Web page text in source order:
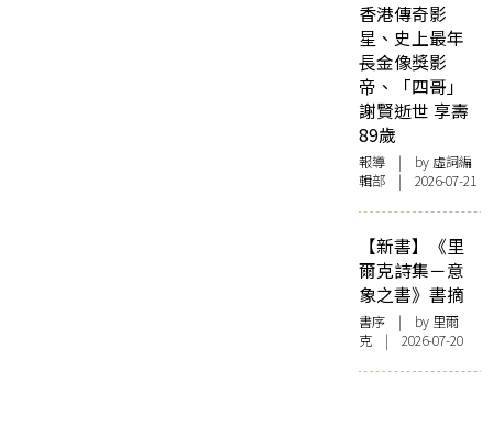
香港傳奇影
星、史上最年
長金像獎影
帝、「四哥」
謝賢逝世 享壽
89歲
報導 | by 虛詞編
輯部 | 2026-07-21
【新書】《里
爾克詩集－意
象之書》書摘
書序 | by 里爾
克 | 2026-07-20